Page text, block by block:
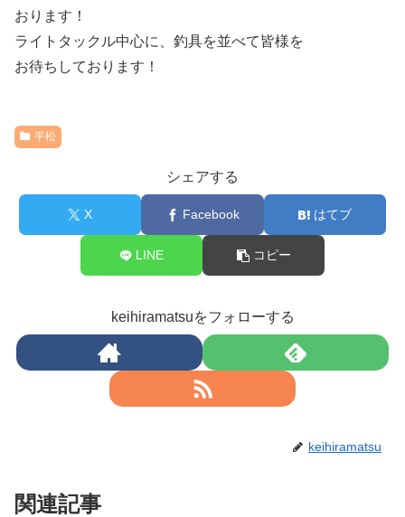
おります！
ライトタックル中心に、釣具を並べて皆様を
お待ちしております！
平松
シェアする
X Facebook はてブ
LINE コピー
keihiramatsuをフォローする
keihiramatsu
関連記事